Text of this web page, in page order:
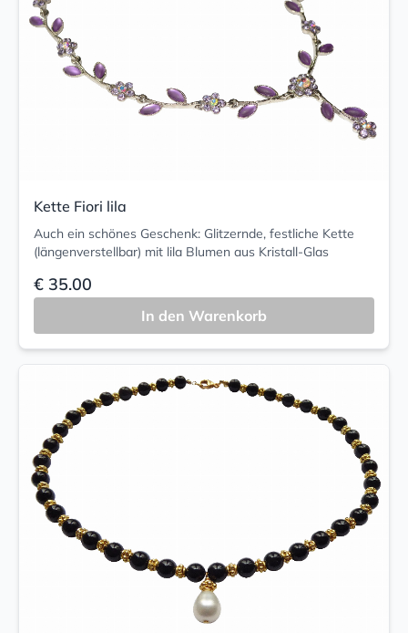
Kette Fiori lila
Auch ein schönes Geschenk: Glitzernde, festliche Kette
(längenverstellbar) mit lila Blumen aus Kristall-Glas
€ 35.00
In den Warenkorb